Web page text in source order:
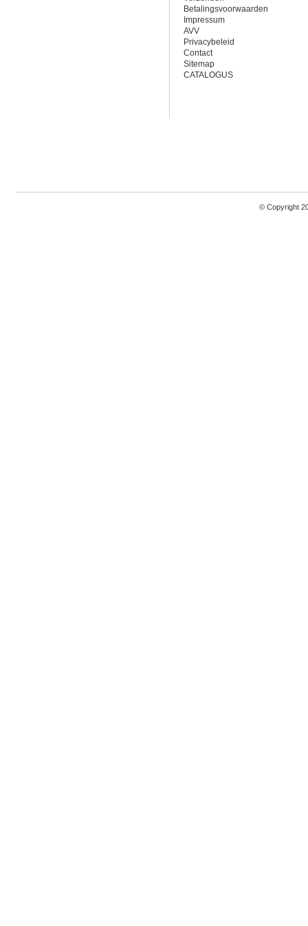
Betalingsvoorwaarden
Impressum
AVV
Privacybeleid
Contact
Sitemap
CATALOGUS
© Copyright